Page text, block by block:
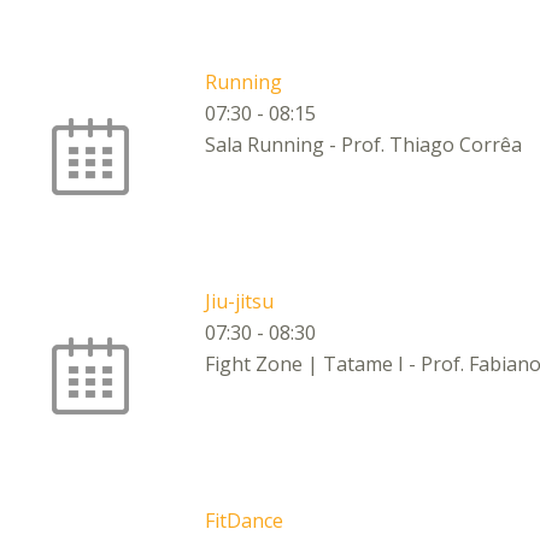
Running
07:30 - 08:15
Sala Running - Prof. Thiago Corrêa
Jiu-jitsu
07:30 - 08:30
Fight Zone | Tatame I - Prof.
FitDance